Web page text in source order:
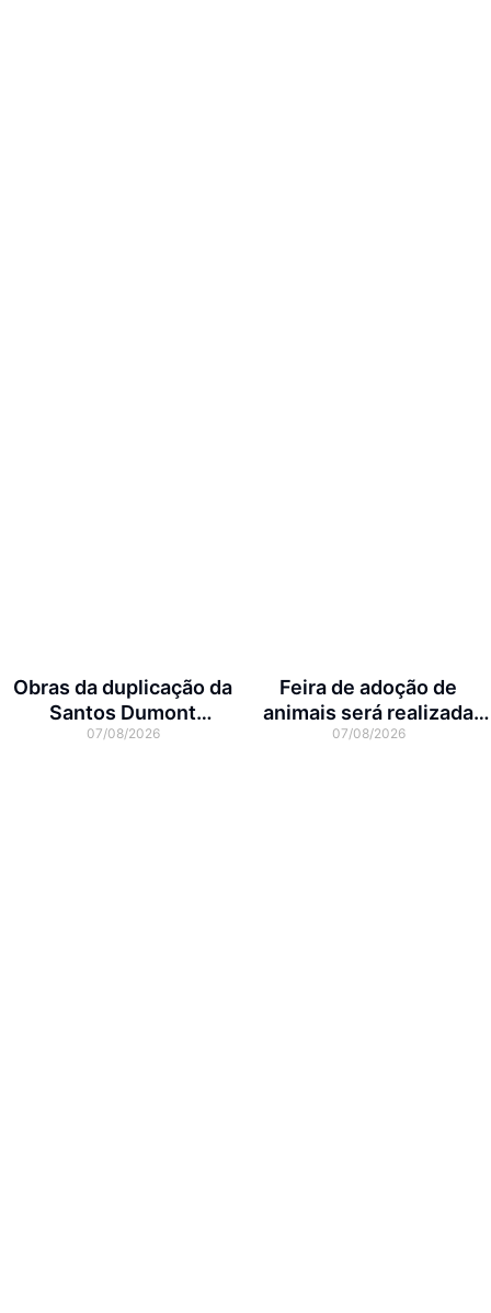
Obras da duplicação da
Santos Dumont
interditam cruzamento
07/08/2026
Feira de adoção de
animais será realizada
neste domingo na Arena
07/08/2026